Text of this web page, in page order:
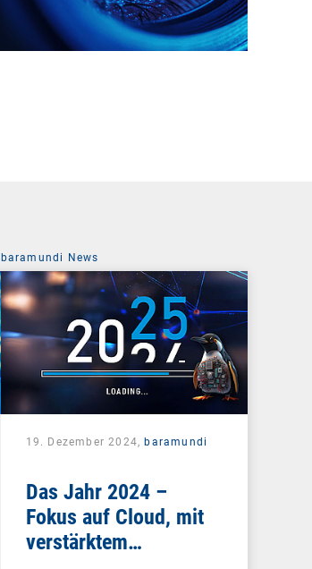
baramundi News
19. Dezember 2024,baramundi
Das Jahr 2024 –
Fokus auf Cloud, mit
verstärktem